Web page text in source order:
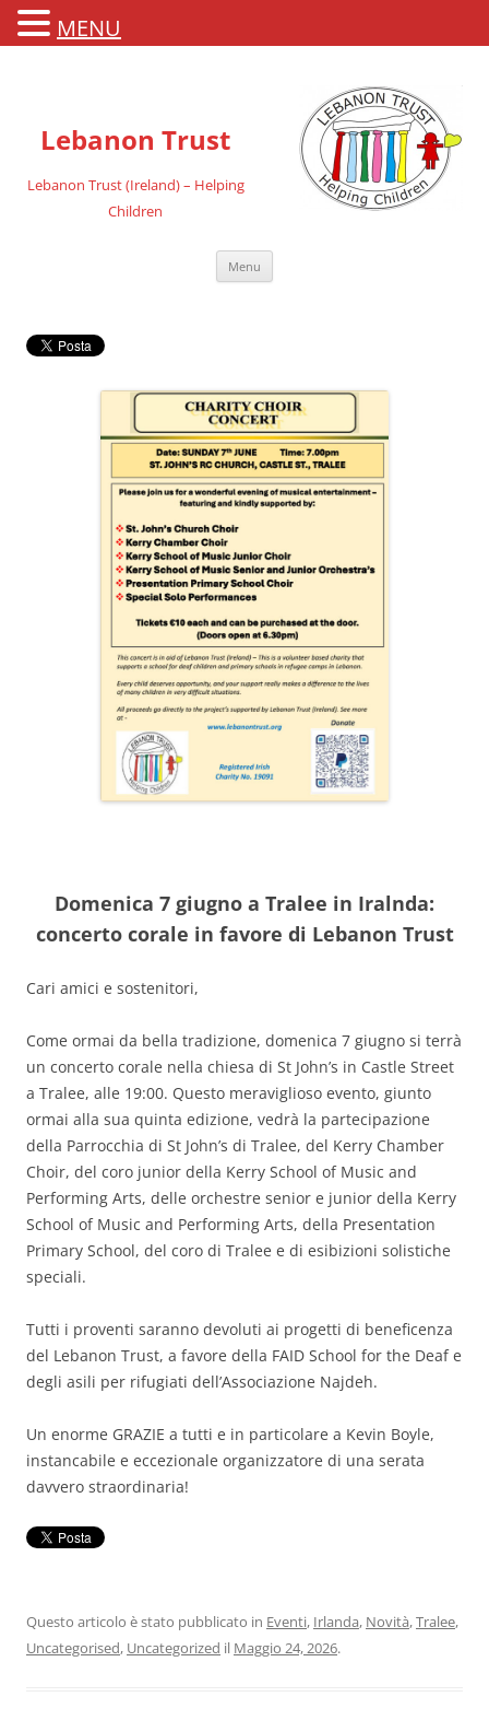
Lebanon Trust
Lebanon Trust (Ireland) – Helping
Children
Menu
Domenica 7 giugno a Tralee in Iralnda:
concerto corale in favore di Lebanon Trust
Cari amici e sostenitori,
Come ormai da bella tradizione, domenica 7 giugno si terrà
un concerto corale nella chiesa di St John’s in Castle Street
a Tralee, alle 19:00. Questo meraviglioso evento, giunto
ormai alla sua quinta edizione, vedrà la partecipazione
della Parrocchia di St John’s di Tralee, del Kerry Chamber
Choir, del coro junior della Kerry School of Music and
Performing Arts, delle orchestre senior e junior della Kerry
School of Music and Performing Arts, della Presentation
Primary School, del coro di Tralee e di esibizioni solistiche
speciali.
Tutti i proventi saranno devoluti ai progetti di beneficenza
del Lebanon Trust, a favore della FAID School for the Deaf e
degli asili per rifugiati dell’Associazione Najdeh.
Un enorme GRAZIE a tutti e in particolare a Kevin Boyle,
instancabile e eccezionale organizzatore di una serata
davvero straordinaria!
Questo articolo è stato pubblicato in Eventi, Irlanda, Novità,Tralee,
Uncategorised, Uncategorized il Maggio 24, 2026.
MENU